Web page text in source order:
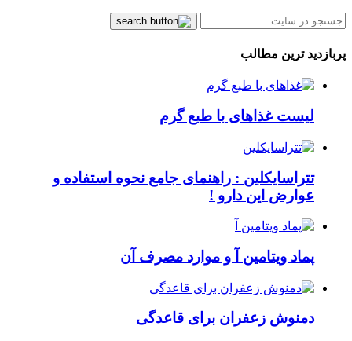
پربازدید ترین مطالب
لیست غذاهای با طبع گرم
تتراسایکلین : راهنمای جامع نحوه استفاده و
عوارض این دارو !
پماد ویتامین آ و موارد مصرف آن
دمنوش زعفران برای قاعدگی